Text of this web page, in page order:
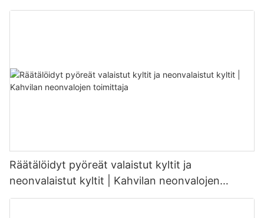
Räätälöidyt pyöreät valaistut kyltit ja
neonvalaistut kyltit | Kahvilan neonvalojen
toimittaja